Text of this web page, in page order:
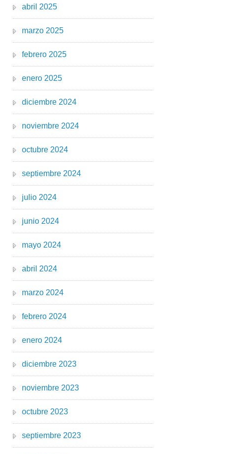
abril 2025
marzo 2025
febrero 2025
enero 2025
diciembre 2024
noviembre 2024
octubre 2024
septiembre 2024
julio 2024
junio 2024
mayo 2024
abril 2024
marzo 2024
febrero 2024
enero 2024
diciembre 2023
noviembre 2023
octubre 2023
septiembre 2023